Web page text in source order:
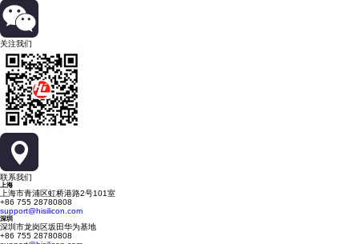
关注我们
联系我们
上海
上海市青浦区虹桥港路2号101室
+86 755 28780808
support@hisilicon.com
深圳
深圳市龙岗区坂田华为基地
+86 755 28780808